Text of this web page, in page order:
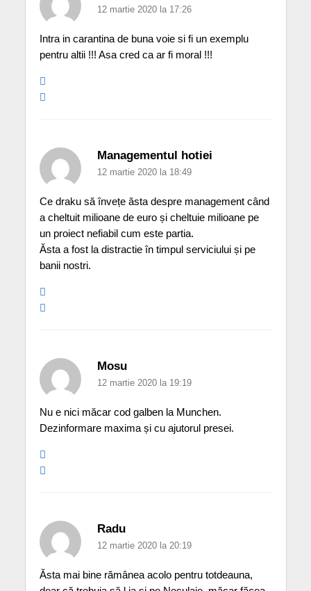
12 martie 2020 la 17:26
Intra in carantina de buna voie si fi un exemplu
pentru altii !!! Asa cred ca ar fi moral !!!
Managementul hotiei
12 martie 2020 la 18:49
Ce draku să învețe ăsta despre management când
a cheltuit milioane de euro și cheltuie milioane pe
un proiect nefiabil cum este partia.
Ăsta a fost la distractie în timpul serviciului și pe
banii nostri.
Mosu
12 martie 2020 la 19:19
Nu e nici măcar cod galben la Munchen.
Dezinformare maxima și cu ajutorul presei.
Radu
12 martie 2020 la 20:19
Ăsta mai bine rămânea acolo pentru totdeauna,